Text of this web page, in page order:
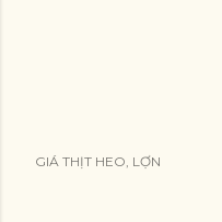
GIÁ THỊT HEO, LỢN